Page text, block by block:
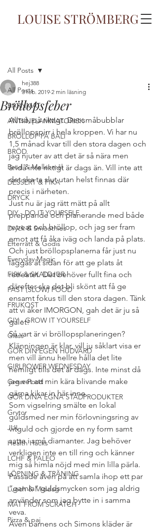
LOUISE STRÖMBERG
All Posts
BARNMAT
ANTIINFLAMMATORISK
BRÖLLOP PÅ BALI
BRÖD
Bröd & Mellanmål
DESSERT & FIKA
DRYCK
DIY - DO IT YOURSELF
Dryck & Smoothies
Efterrätt & Godis
Everyday Magic
FISK & SKALDJUR
FAST (SLOW) FOOD
FRUKOST
GIY - GROW IT YOURSELF
Glass
GÖR DIN EGEN HUDVÅRD
GIRLPOWER WEDNESDAY
Great Food
GÖR DINA EGNA STÄDPRODUKTER
Grytor
JUL
Health Hacks
LCHF & PALEO
LÖPNING & TRÄNING
Lunch & Middag
MAT FROM SCRATCH
Pizza & paj
All Posts
Bröllopsfeber
hej388
3 feb. 2019 2 min läsning
Alltså, på riktigt. Det småbubblar
bröllopspirr i hela kroppen. Vi har nu
1,5 månad kvar till den stora dagen och
jag njuter av att det är så nära men
ändå inte riktigt är dags än. Vill inte att
det ska ta slut utan helst finnas där
precis i närheten.
Just nu är jag rätt mätt på allt
preppande och planerande med både
retreat och bröllop, och jag ser fram
emot att få åka iväg och landa på plats.
Och just bröllopsplanerna får just nu
läggas åt sidan för att ge plats åt
retreatet. Det behöver fullt fina och
därefter ska det bli skönt att få ge
ensamt fokus till den stora dagen. Tänk
att vi åker IMORGON, gah det är ju så
galet!
Så vart är vi bröllopsplaneringen?
Klänningen är klar, vill ju såklart visa er
men vill ännu hellre hålla det lite
hemligt tills det är dags. Inte minst då
jag vet att min kära blivande make
gärna kikar in här inne.
Som vigselring smälte en lokal
guldsmed ner min förlovningsring av
vitguld och gjorde en ny form samt
satte i små diamanter. Jag behöver
verkligen inte en till ring och känner
mig så himla nöjd med min lilla pärla.
Passade även på att samla ihop ett par
”gamla” guldsmycken som jag aldrig
använder som jag bytte in i samma
veva.
Även barnens och Simons kläder är